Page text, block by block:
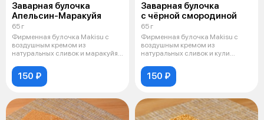
Заварная булочка
Апельсин-Маракуйя
65 г
Фирменная булочка Makisu с
воздушным кремом из
натуральных сливок и маракуйя-
150 ₽
Заварная булочка
с чёрной смородиной
65 г
Фирменная булочка Makisu с
воздушным кремом из
натуральных сливок и кули
150 ₽